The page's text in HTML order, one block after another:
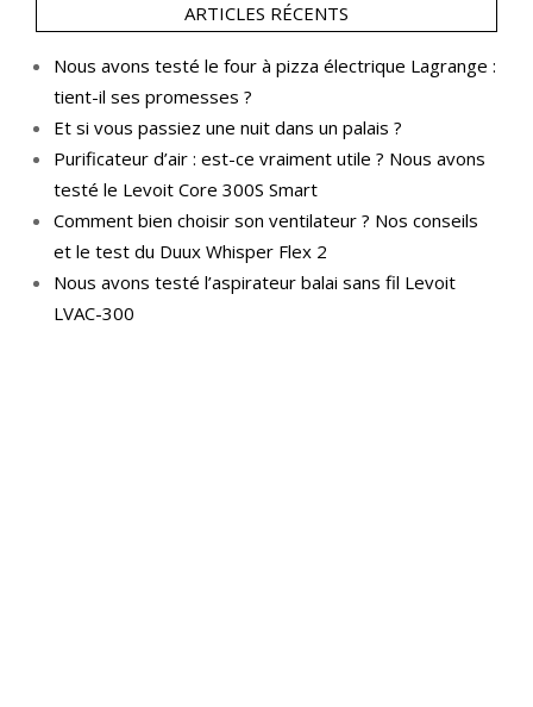
ARTICLES RÉCENTS
Nous avons testé le four à pizza électrique Lagrange :
tient-il ses promesses ?
Et si vous passiez une nuit dans un palais ?
Purificateur d’air : est-ce vraiment utile ? Nous avons
testé le Levoit Core 300S Smart
Comment bien choisir son ventilateur ? Nos conseils
et le test du Duux Whisper Flex 2
Nous avons testé l’aspirateur balai sans fil Levoit
LVAC-300